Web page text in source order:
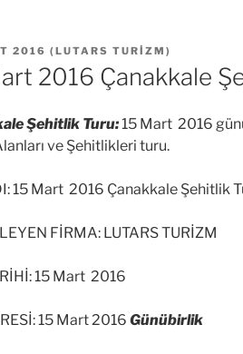
2016 ( LUTARS TURIZM )
2016 Çanakkale
Şehitlik Turu:15 Mart 2016
ve Şehitlikleri turu.
15 Mart 2016 Çanakkale Şehitlik
FİRMA: LUTARS TURİZM
15 Mart 2016
15 Mart 2016 Günübirlik